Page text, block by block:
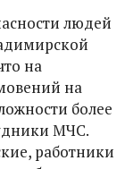
людей
на
на
более
МЧС.
работники